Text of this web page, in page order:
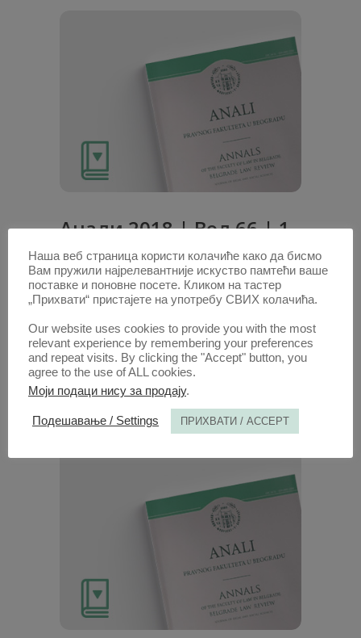
Анали 2018 | Вол 66 | 1
Радови овог аутора у овој свесци
УТИЦАЈ ПРЕСТАНКА УГОВОРА НА
СТЕЧЕНО ПРАВО СВОЈИНЕ
ПРИБАВИОЦА И ТРЕЋЕГ ЛИЦА У
СРПСКОМ ПРАВУ (Сажетак)
1. ОКТ. 2018.
Наша веб страница користи колачиће како да бисмо
Вам пружили најрелевантније искуство памтећи ваше
поставке и поновне посете. Кликом на тастер
„Прихвати“ пристајете на употребу СВИХ колачића.
Our website uses cookies to provide you with the most
relevant experience by remembering your preferences
and repeat visits. By clicking the "Accept" button, you
agree to the use of ALL cookies.
Моји подаци нису за продају.
Подешавање / Settings ПРИХВАТИ / ACCEPT